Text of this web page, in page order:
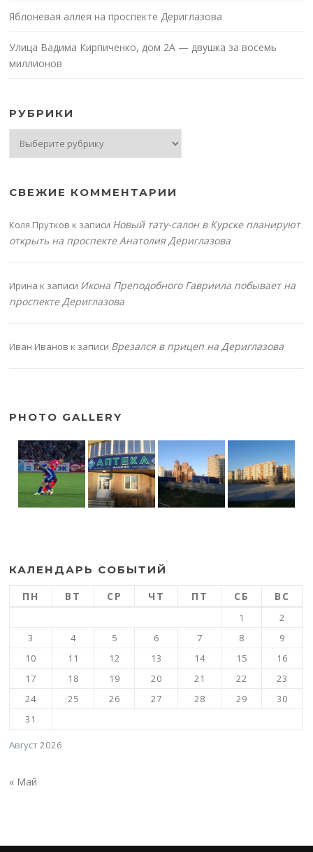
Яблоневая аллея на проспекте Дериглазова
Улица Вадима Кирпиченко, дом 2А — двушка за восемь
миллионов
РУБРИКИ
СВЕЖИЕ КОММЕНТАРИИ
Коля Прутков к записи Новый тату-салон в Курске планируют
открыть на проспекте Анатолия Дериглазова
Ирина к записи Икона Преподобного Гавриила побывает на
проспекте Дериглазова
Иван Иванов к записи Врезался в прицеп на Дериглазова
PHOTO GALLERY
КАЛЕНДАРЬ СОБЫТИЙ
Август 2026
ПН ВТ СР ЧТ ПТ СБ ВС
1
2
3
4 5 6 7 8
9
10
11 12 13 14 15
16
17
18 19 20 21 22
23
24
25 26 27 28 29
30
31
« Май